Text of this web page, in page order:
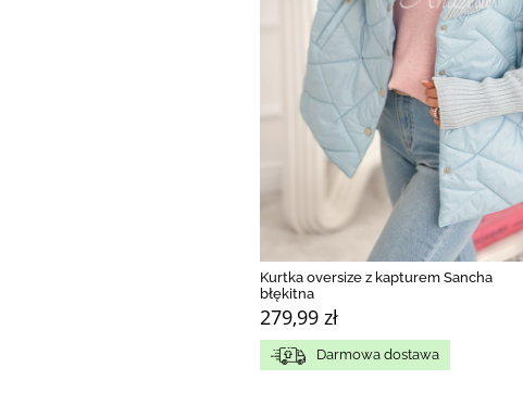
Kurtka oversize z kapturem Sancha
błękitna
279,99 zł
Darmowa dostawa